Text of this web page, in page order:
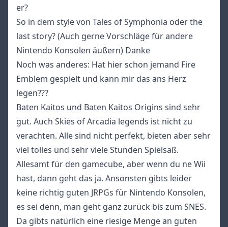
er?
So in dem style von Tales of Symphonia oder the
last story? (Auch gerne Vorschläge für andere
Nintendo Konsolen äußern) Danke
Noch was anderes: Hat hier schon jemand Fire
Emblem gespielt und kann mir das ans Herz
legen???
Baten Kaitos und Baten Kaitos Origins sind sehr
gut. Auch Skies of Arcadia legends ist nicht zu
verachten. Alle sind nicht perfekt, bieten aber sehr
viel tolles und sehr viele Stunden Spielsaß.
Allesamt für den gamecube, aber wenn du ne Wii
hast, dann geht das ja. Ansonsten gibts leider
keine richtig guten JRPGs für Nintendo Konsolen,
es sei denn, man geht ganz zurück bis zum SNES.
Da gibts natürlich eine riesige Menge an guten